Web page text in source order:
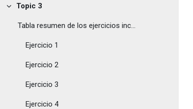
Tolestu
Topic 3
Tabla resumen de los ejercicios incluidos e...
Ejercicio 1
Ejercicio 2
Ejercicio 3
Ejercicio 4